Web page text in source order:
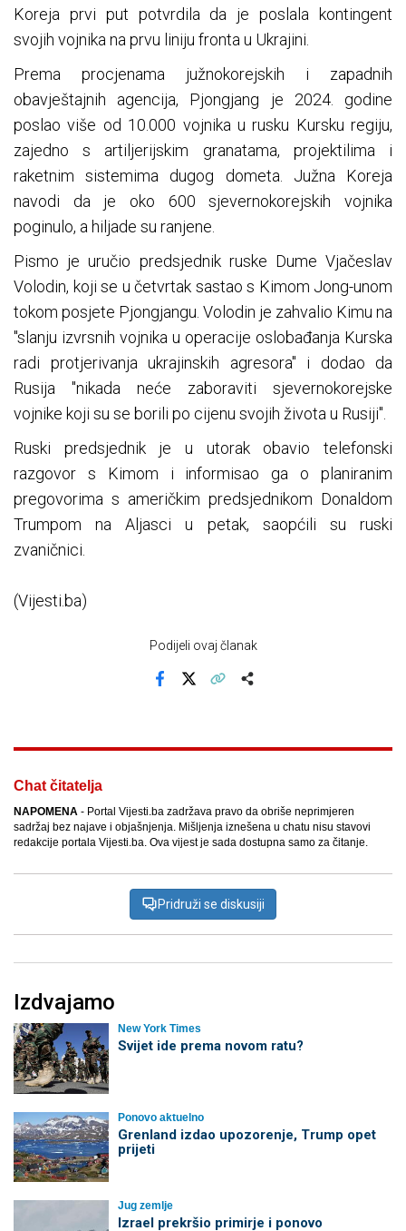
Koreja prvi put potvrdila da je poslala kontingent
svojih vojnika na prvu liniju fronta u Ukrajini.
Prema procjenama južnokorejskih i zapadnih
obavještajnih agencija, Pjongjang je 2024. godine
poslao više od 10.000 vojnika u rusku Kursku regiju,
zajedno s artiljerijskim granatama, projektilima i
raketnim sistemima dugog dometa. Južna Koreja
navodi da je oko 600 sjevernokorejskih vojnika
poginulo, a hiljade su ranjene.
Pismo je uručio predsjednik ruske Dume Vjačeslav
Volodin, koji se u četvrtak sastao s Kimom Jong-unom
tokom posjete Pjongjangu. Volodin je zahvalio Kimu na
"slanju izvrsnih vojnika u operacije oslobađanja Kurska
radi protjerivanja ukrajinskih agresora" i dodao da
Rusija "nikada neće zaboraviti sjevernokorejske
vojnike koji su se borili po cijenu svojih života u Rusiji".
Ruski predsjednik je u utorak obavio telefonski
razgovor s Kimom i informisao ga o planiranim
pregovorima s američkim predsjednikom Donaldom
Trumpom na Aljasci u petak, saopćili su ruski
zvaničnici.
(Vijesti.ba)
Podijeli ovaj članak
Chat čitatelja
NAPOMENA - Portal Vijesti.ba zadržava pravo da obriše neprimjeren
sadržaj bez najave i objašnjenja. Mišljenja iznešena u chatu nisu stavovi
redakcije portala Vijesti.ba. Ova vijest je sada dostupna samo za čitanje.
Pridruži se diskusiji
Izdvajamo
New York Times
Svijet ide prema novom ratu?
Ponovo aktuelno
Grenland izdao upozorenje, Trump opet
prijeti
Jug zemlje
Izrael prekršio primirje i ponovo